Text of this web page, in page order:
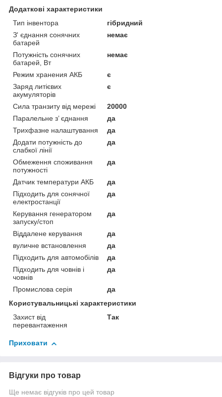
Додаткові характеристики
Тип інвентора
гібридний
З' єднання сонячних
батарей
немає
Потужність сонячних
батарей, Вт
немає
Режим хранения АКБ
є
Заряд литієвих
акумуляторів
є
Сила транзиту від мережі
20000
Паралельне з’ єднання
да
Трихфазне налаштування
да
Додати потужність до
слабкої лінії
да
Обмеження споживання
потужності
да
Датчик температури АКБ
да
Підходить для сонячної
електростанції
да
Керування генератором
запуску/стоп
да
Віддалене керування
да
вуличне встановлення
да
Підходить для автомобілів
да
Підходить для човнів і
човнів
да
Промислова серія
да
Користувальницькі характеристики
Захист від
перевантаження
Так
Приховати
Відгуки про товар
Ще немає відгуків про цей товар